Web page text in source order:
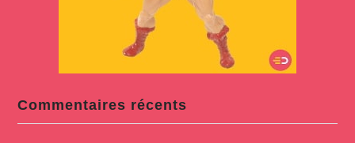
Commentaires récents